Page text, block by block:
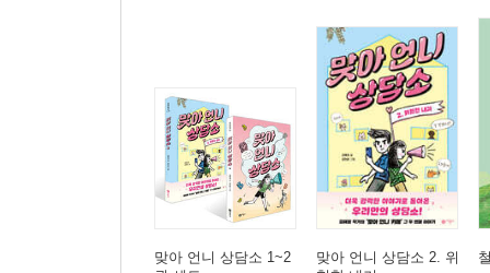
맞아 언니 상담소 1~2
맞아 언니 상담소 2. 위